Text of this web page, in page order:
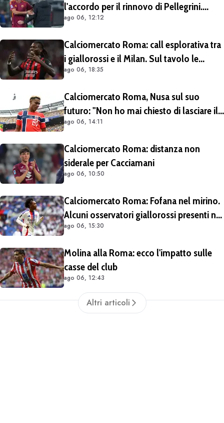
l'accordo per il rinnovo di Pellegrini.
Prolungamento di un solo anno
ago 06, 12:12
Calciomercato Roma: call esplorativa tra
i giallorossi e il Milan. Sul tavolo le
situazioni di Leao e Soulé
ago 06, 18:35
Calciomercato Roma, Nusa sul suo
futuro: "Non ho mai chiesto di lasciare il
Lipsia". Giallorossi ancora al lavoro
ago 06, 14:11
Calciomercato Roma: distanza non
siderale per Cacciamani
ago 06, 10:50
Calciomercato Roma: Fofana nel mirino.
Alcuni osservatori giallorossi presenti nel
match di Champions con il Lione
ago 06, 15:30
Molina alla Roma: ecco l'impatto sulle
casse del club
ago 06, 12:43
Altri articoli